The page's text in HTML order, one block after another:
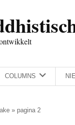
COLUMNS
» pagina 2